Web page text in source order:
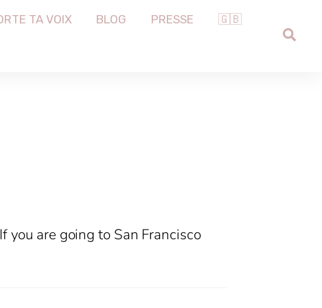
TA VOIX BLOG PRESSE 🇬🇧
If you are going to San Francisco